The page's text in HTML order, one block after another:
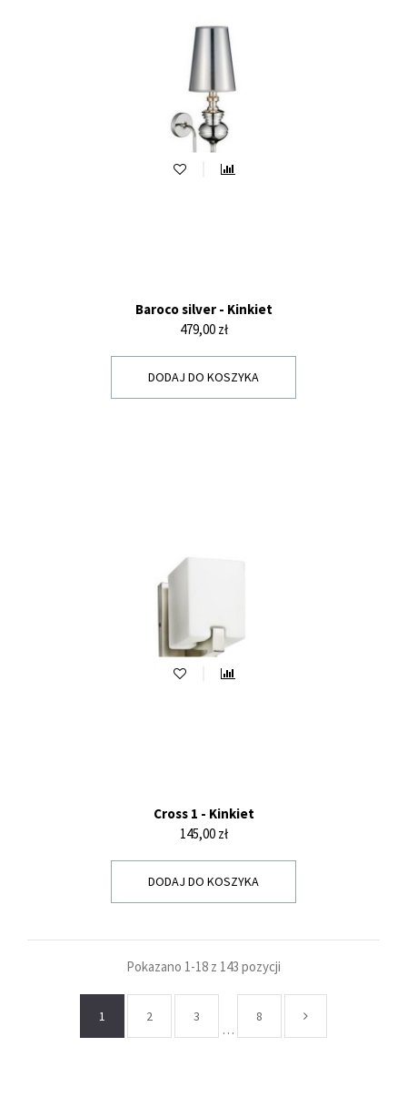
Baroco silver - Kinkiet
Cena
479,00 zł
DODAJ DO KOSZYKA
Cross 1 - Kinkiet
Cena
145,00 zł
DODAJ DO KOSZYKA
Pokazano 1-18 z 143 pozycji
1 2 3
…
8